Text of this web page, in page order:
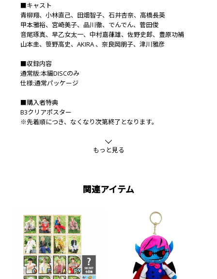
■キャスト
青柳翔、小林直己、田畑智子、石井杏奈、高橋長英
甲本雅裕、宮崎美子、品川徹、でんでん、菅田俊
音尾琢真、早乙女太一、中村嘉葎雄、佐野史郎、豊原功補
山本圭、笹野高史、AKIRA 、奈良岡朋子、津川雅彦
■収録内容
通常版:本編DISCのみ
仕様:通常パッケージ
■購入者特典
B3クリアポスター
※先着順につき、なくなり次第終了となります。
もっと見る
関連アイテム